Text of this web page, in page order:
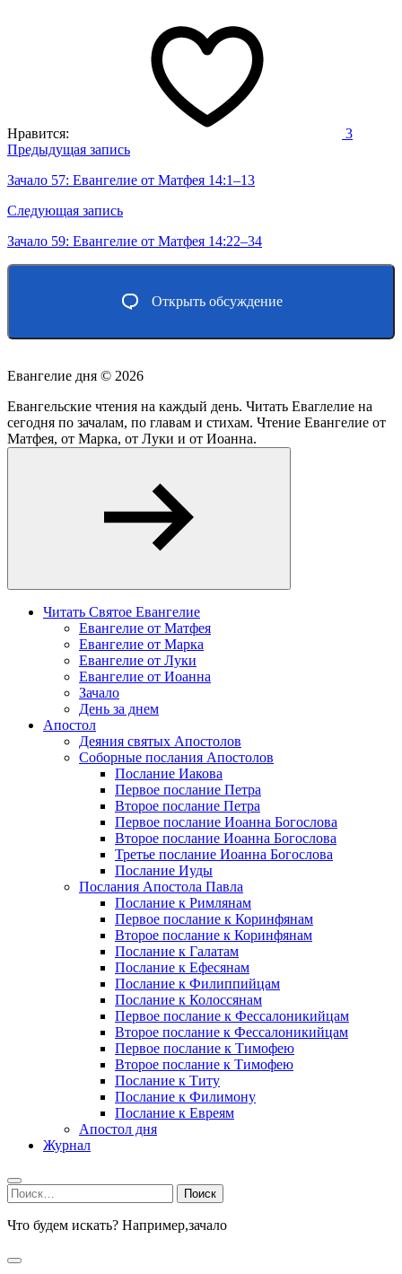
Нравится: 3
Навигация
по
записям
Предыдущая запись
Зачало 57: Евангелие от Матфея 14:1–13
Следующая запись
Зачало 59: Евангелие от Матфея 14:22–34
Открыть обсуждение
Евангелие дня © 2026
Евангельские чтения на каждый день. Читать Еваглелие на
сегодня по зачалам, по главам и стихам. Чтение Евангелие от
Матфея, от Марка, от Луки и от Иоанна.
Читать Святое Евангелие
Евангелие от Матфея
Евангелие от Марка
Евангелие от Луки
Евангелие от Иоанна
Зачало
День за днем
Апостол
Деяния святых Апостолов
Соборные послания Апостолов
Послание Иакова
Первое послание Петра
Второе послание Петра
Первое послание Иоанна Богослова
Второе послание Иоанна Богослова
Третье послание Иоанна Богослова
Послание Иуды
Послания Апостола Павла
Послание к Римлянам
Первое послание к Коринфянам
Второе послание к Коринфянам
Послание к Галатам
Послание к Ефесянам
Послание к Филиппийцам
Послание к Колоссянам
Первое послание к Фессалоникийцам
Второе послание к Фессалоникийцам
Первое послание к Тимофею
Второе послание к Тимофею
Послание к Титу
Послание к Филимону
Послание к Евреям
Апостол дня
Журнал
Найти:
Что будем искать? Например,зачало